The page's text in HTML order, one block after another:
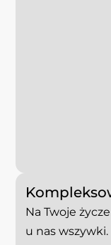
Na Twoje
u nas wszywki.